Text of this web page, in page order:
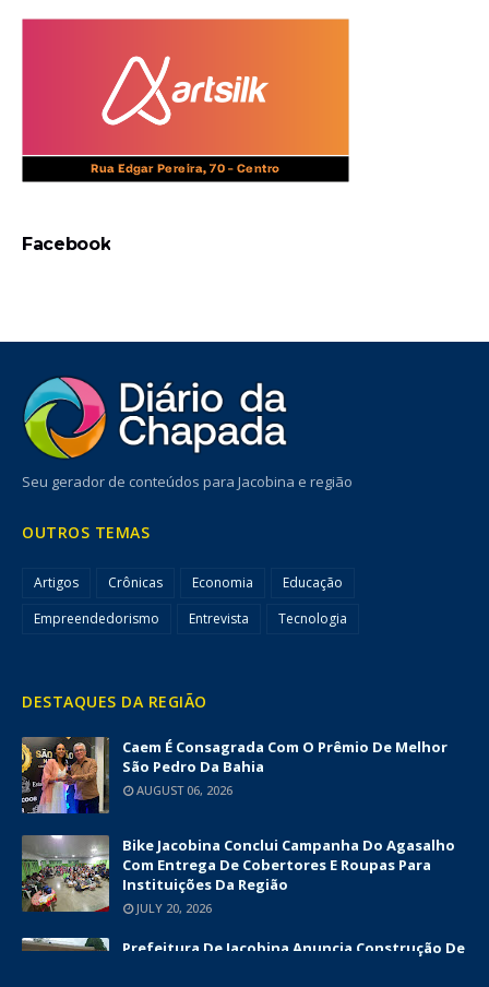
Facebook
Seu gerador de conteúdos para Jacobina e região
OUTROS TEMAS
Artigos Crônicas Economia
Educação
Empreendedorismo
Entrevista Tecnologia
DESTAQUES DA REGIÃO
Caem É Consagrada Com O Prêmio De Melhor
São Pedro Da Bahia
AUGUST 06, 2026
Bike Jacobina Conclui Campanha Do Agasalho
Com Entrega De Cobertores E Roupas Para
Instituições Da Região
JULY 20, 2026
Prefeitura De Jacobina Anuncia Construção De